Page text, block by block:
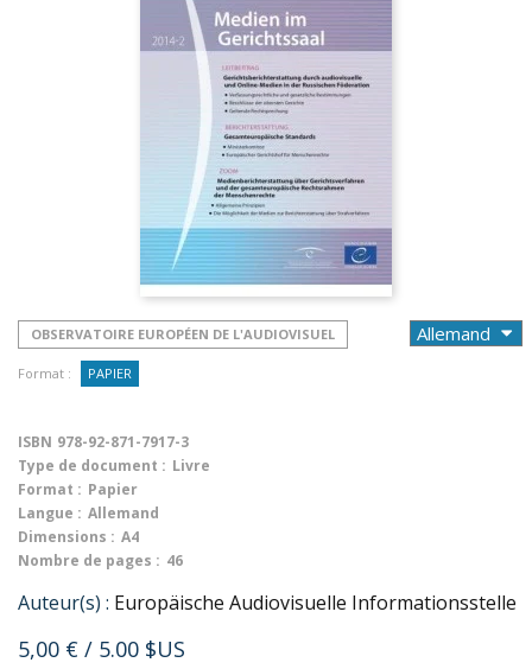
OBSERVATOIRE EUROPÉEN DE L'AUDIOVISUEL
Format : PAPIER
ISBN 978-92-871-7917-3
Type de document : Livre
Format : Papier
Langue : Allemand
Dimensions : A4
Nombre de pages : 46
Auteur(s) : Europäische Audiovisuelle Informationsstelle
5,00 € / 5.00 $US